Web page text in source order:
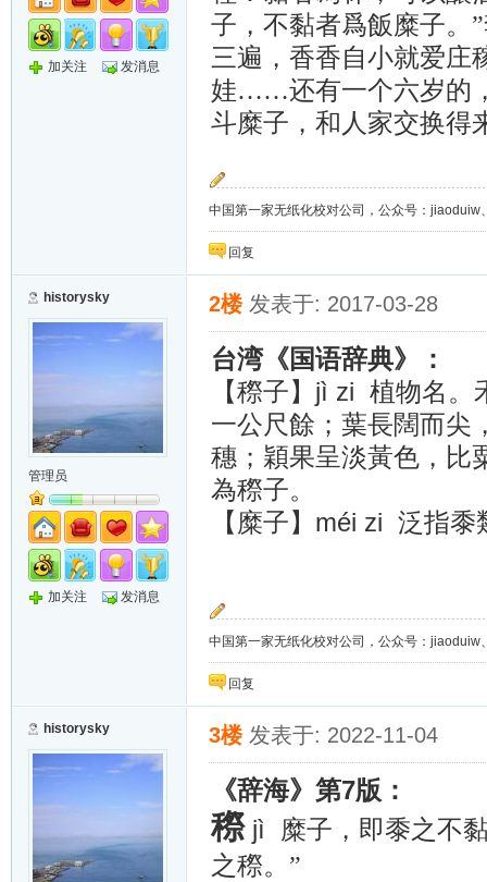
加关注 发消息
子，不黏者爲飯糜子。
三遍，香香自小就爱庄
娃……还有一个六岁的
斗糜子，和人家交换得
中国第一家无纸化校对公司，公众号：
回复
historysky
管理员
加关注 发消息
2楼 发表于: 2017-03-28
台湾《国语辞典》：
【穄子】 jì zi 植物名。
一公尺餘；葉長闊而尖
穗；穎果呈淡黃色，比
為穄子。
【糜子】 méi zi 泛指黍
中国第一家无纸化校对公司，公众号：
回复
historysky 3楼 发表于: 2022-11-04
《辞海》第7版：
穄jì 糜子，即黍之不
之穄。”